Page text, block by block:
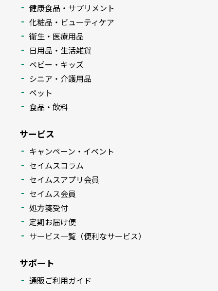
健康食品・サプリメント
化粧品・ビューティケア
衛生・医療用品
日用品・生活雑貨
ベビー・キッズ
シニア・介護用品
ペット
食品・飲料
サービス
キャンペーン・イベント
セイムスコラム
セイムスアプリ会員
セイムス会員
処方箋受付
定期お届け便
サービス一覧（便利なサービス）
サポート
通販ご利用ガイド